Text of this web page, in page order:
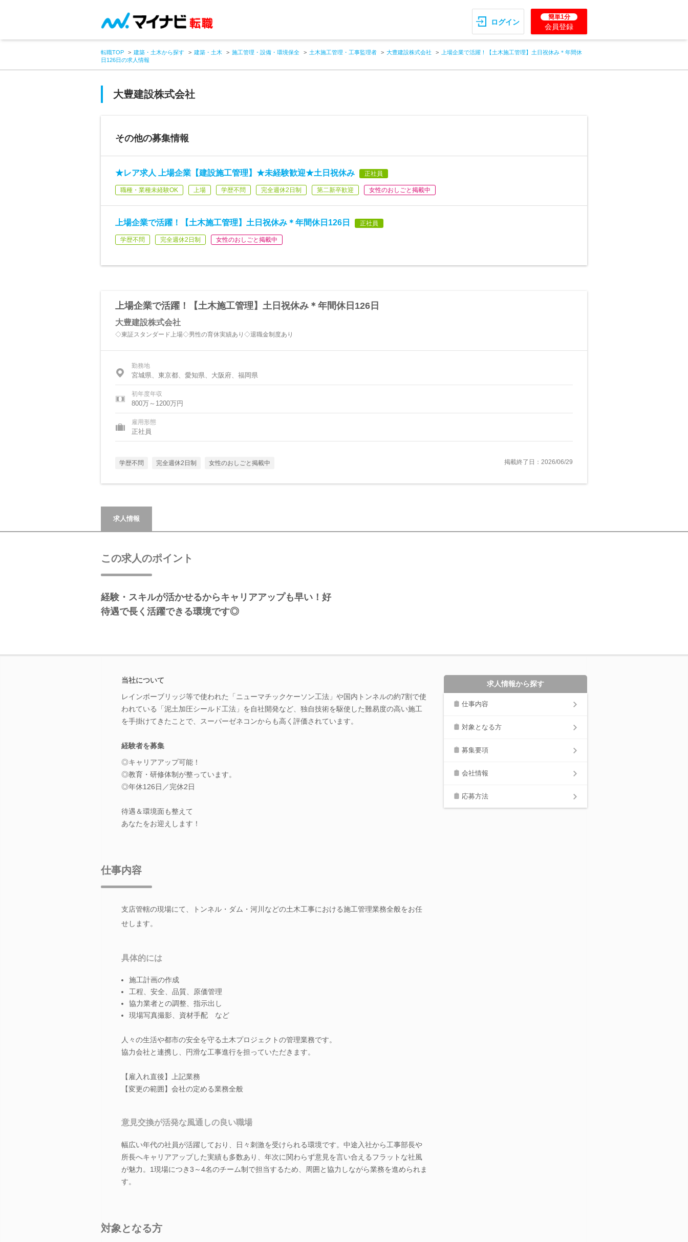
ログイン
簡単1分
会員登録
転職TOP 建築・土木から探す 建築・土木 施工管理・設備・環境保全 土木施工管理・工事監理者 大豊建設株式会社
上場企業で活躍！【土木施工管理】土日祝休み＊年間休
日126日の求人情報
大豊建設株式会社
その他の募集情報
★レア求人 上場企業【建設施工管理】★未経験歓迎★土日祝休み 正社員
職種・業種未経験OK 上場 学歴不問 完全週休2日制 第二新卒歓迎 女性のおしごと掲載中
上場企業で活躍！【土木施工管理】土日祝休み＊年間休日126日 正社員
学歴不問 完全週休2日制 女性のおしごと掲載中
上場企業で活躍！【土木施工管理】土日祝休み＊年間休日126日
大豊建設株式会社
◇東証スタンダード上場◇男性の育休実績あり◇退職金制度あり
勤務地
宮城県、東京都、愛知県、大阪府、福岡県
初年度年収
800万～1200万円
雇用形態
正社員
学歴不問 完全週休2日制 女性のおしごと掲載中 掲載終了日：2026/06/29
求人情報
この求人のポイント
経験・スキルが活かせるからキャリアアップも早い！好
待遇で長く活躍できる環境です◎
当社について
レインボーブリッジ等で使われた「ニューマチックケーソン工法」や国内トンネルの約7割で使
われている「泥土加圧シールド工法」を自社開発など、独自技術を駆使した難易度の高い施工
を手掛けてきたことで、スーパーゼネコンからも高く評価されています。
経験者を募集
◎キャリアアップ可能！
◎教育・研修体制が整っています。
◎年休126日／完休2日
待遇＆環境面も整えて
あなたをお迎えします！
仕事内容
支店管轄の現場にて、トンネル・ダム・河川などの土木工事における施工管理業務全般をお任
せします。
具体的には
施工計画の作成
工程、安全、品質、原価管理
協力業者との調整、指示出し
現場写真撮影、資材手配 など
人々の生活や都市の安全を守る土木プロジェクトの管理業務です。
協力会社と連携し、円滑な工事進行を担っていただきます。
【雇入れ直後】上記業務
【変更の範囲】会社の定める業務全般
意見交換が活発な風通しの良い職場
幅広い年代の社員が活躍しており、日々刺激を受けられる環境です。中途入社から工事部長や
所長へキャリアアップした実績も多数あり、年次に関わらず意見を言い合えるフラットな社風
が魅力。1現場につき3～4名のチーム制で担当するため、周囲と協力しながら業務を進められま
す。
対象となる方
求人情報から探す
仕事内容
対象となる方
募集要項
会社情報
応募方法